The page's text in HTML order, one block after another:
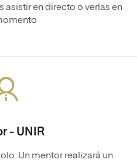
asistir en directo o verlas en
- UNIR
Un mentor realizará un